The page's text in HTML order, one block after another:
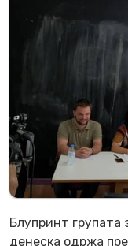
Блупринт групата
денеска одржа